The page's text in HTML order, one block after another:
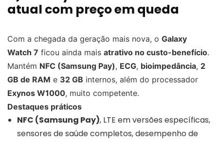
atual com preço em queda
Com a chegada da geração mais nova, o Galaxy
Watch 7 ficou ainda mais atrativo no custo-benefício.
Mantém NFC (Samsung Pay), ECG, bioimpedância, 2
GB de RAM e 32 GB internos, além do processador
Exynos W1000, muito competente.
Destaques práticos
NFC (Samsung Pay), LTE em versões específicas,
sensores de saúde completos, desempenho de